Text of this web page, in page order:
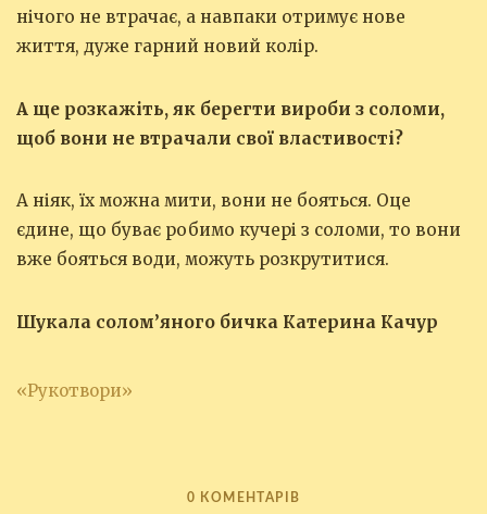
нічого не втрачає, а навпаки отримує нове
життя, дуже гарний новий колір.
А ще розкажіть, як берегти вироби з соломи,
щоб вони не втрачали свої властивості?
А ніяк, їх можна мити, вони не бояться. Оце
єдине, що буває робимо кучері з соломи, то вони
вже бояться води, можуть розкрутитися.
Шукала солом’яного бичка Катерина Качур
«Рукотвори»
0 КОМЕНТАРІВ